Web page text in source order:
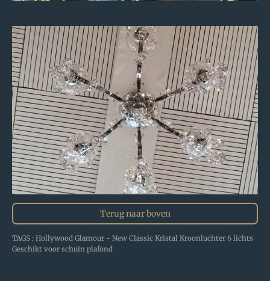
Terug naar boven
TAGS : Hollywood Glamour - New Classic Kristal Kroonluchter 6 lichts
Geschikt voor schuin plafond